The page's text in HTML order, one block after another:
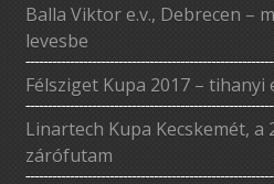
Balla Viktor e.v., Debrecen –
levesbe
Félsziget Kupa 2017 – tihanyi
Linartech Kupa Kecskemét, a
zárófutam